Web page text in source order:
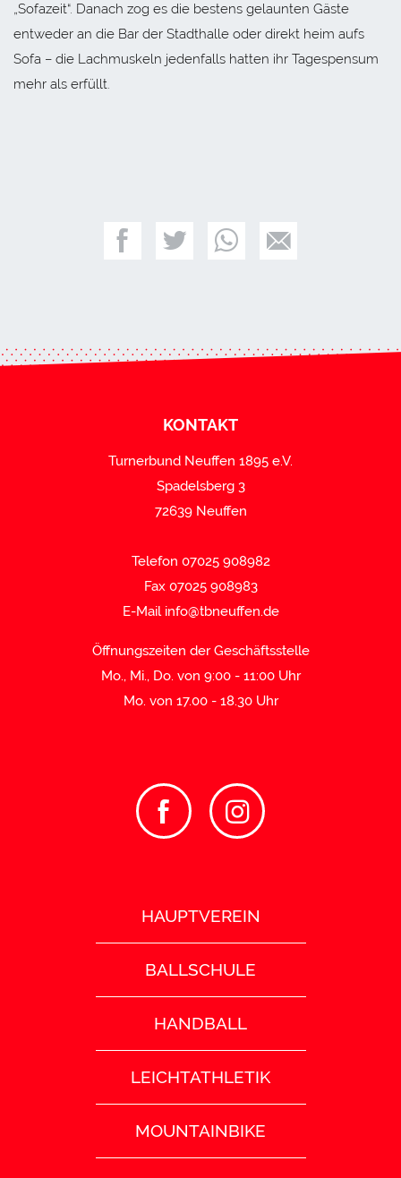
„Sofazeit“. Danach zog es die bestens gelaunten Gäste
entweder an die Bar der Stadthalle oder direkt heim aufs
Sofa – die Lachmuskeln jedenfalls hatten ihr Tagespensum
mehr als erfüllt.
KONTAKT
Turnerbund Neuffen 1895 e.V.
Spadelsberg 3
72639 Neuffen
Telefon 07025 908982
Fax 07025 908983
E-Mail info@tbneuffen.de
Öffnungszeiten der Geschäftsstelle
Mo., Mi., Do. von 9:00 - 11:00 Uhr
Mo. von 17.00 - 18.30 Uhr
HAUPTVEREIN
BALLSCHULE
HANDBALL
LEICHTATHLETIK
MOUNTAINBIKE